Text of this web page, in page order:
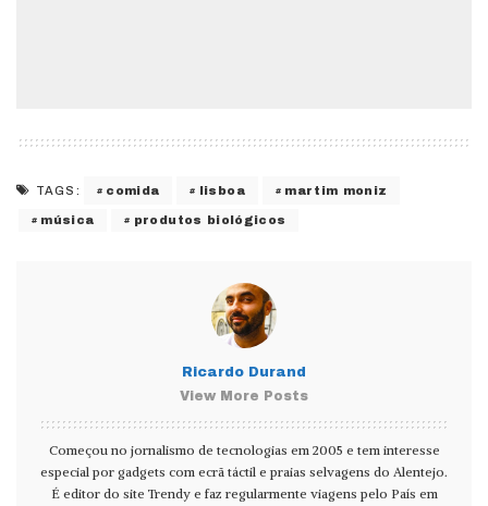
TAGS: comida lisboa martim moniz
música produtos biológicos
Ricardo Durand
View More Posts
Começou no jornalismo de tecnologias em 2005 e tem interesse
especial por gadgets com ecrã táctil e praias selvagens do Alentejo.
É editor do site Trendy e faz regularmente viagens pelo País em